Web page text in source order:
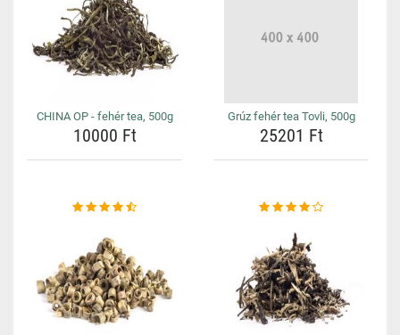
CHINA OP - fehér tea, 500g
10000 Ft
Grúz fehér tea Tovli, 500g
25201 Ft